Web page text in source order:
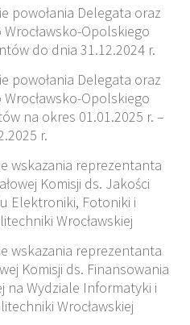
powołania Delegata oraz
Opolskiego
do dnia 31.12.2024 r.
powołania Delegata oraz
Opolskiego
na okres 01.01.2025 r. –
r.
wskazania reprezentanta
Komisji ds. Jakości
Elektroniki, Fotoniki i
Wrocławskiej
wskazania reprezentanta
Komisji ds. Finansowania
na Wydziale Informatyki i
Wrocławskiej